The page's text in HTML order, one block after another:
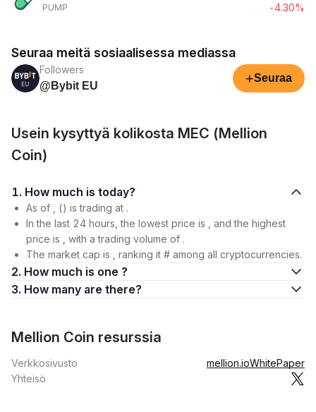
PUMP
-4.30%
Seuraa meitä sosiaalisessa mediassa
Followers
@Bybit EU
+Seuraa
Usein kysyttyä kolikosta MEC (Mellion
Coin)
1. How much is today?
As of , () is trading at .
In the last 24 hours, the lowest price is , and the highest
price is , with a trading volume of .
The market cap is , ranking it # among all cryptocurrencies.
2. How much is one ?
3. How many are there?
Mellion Coin resurssia
Verkkosivusto mellion.ioWhitePaper
Yhteisö